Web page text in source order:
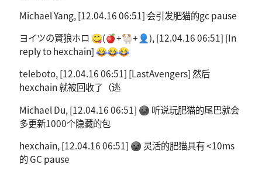
Michael Yang, [12.04.16 06:51] 会引发肥猫的gc pause
ヨイツの賢狼ホロ 😋(🍎+🐏+👤), [12.04.16 06:51] [In
reply to hexchain] 😂😂😂
teleboto, [12.04.16 06:51] [LastAvengers] 然后
hexchain 就被回收了（逃
Michael Du, [12.04.16 06:51] 🌚 听说玩肥猫的尾巴就会
多更新1000个隐藏的包
hexchain, [12.04.16 06:51] 🌚 灵活的肥猫具有 <10ms
的 GC pause